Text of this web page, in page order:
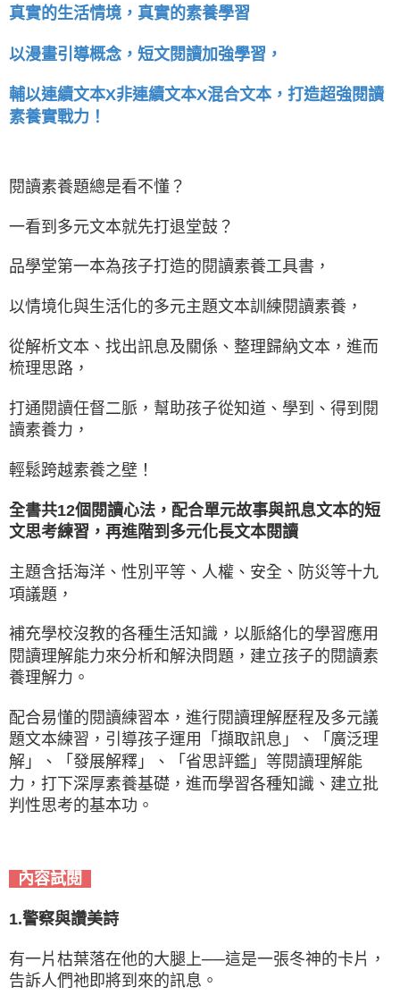
真實的生活情境，真實的素養學習
以漫畫引導概念，短文閱讀加強學習，
輔以連續文本X非連續文本X混合文本，打造超強閱讀
素養實戰力！
閱讀素養題總是看不懂？
一看到多元文本就先打退堂鼓？
品學堂第一本為孩子打造的閱讀素養工具書，
以情境化與生活化的多元主題文本訓練閱讀素養，
從解析文本、找出訊息及關係、整理歸納文本，進而
梳理思路，
打通閱讀任督二脈，幫助孩子從知道、學到、得到閱
讀素養力，
輕鬆跨越素養之壁！
全書共12個閱讀心法，配合單元故事與訊息文本的短
文思考練習， 再進階到多元化長文本閱讀
主題含括海洋、性別平等、人權、安全、防災等十九
項議題，
補充學校沒教的各種生活知識，以脈絡化的學習應用
閱讀理解能力來分析和解決問題，建立孩子的閱讀素
養理解力。
配合易懂的閱讀練習本，進行閱讀理解歷程及多元議
題文本練習，引導孩子運用「擷取訊息」、「廣泛理
解」、「發展解釋」、「省思評鑑」等閱讀理解能
力，打下深厚素養基礎，進而學習各種知識、建立批
判性思考的基本功。
內容試閱
1.警察與讚美詩
有一片枯葉落在他的大腿上──這是一張冬神的卡片，
告訴人們祂即將到來的訊息。